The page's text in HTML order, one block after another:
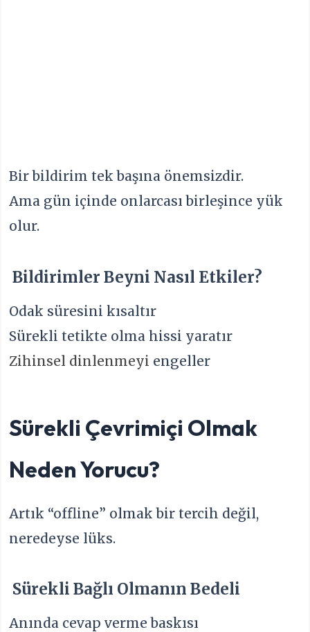
Bir bildirim tek başına önemsizdir.
Ama gün içinde onlarcası birleşince yük
olur.
Bildirimler Beyni Nasıl Etkiler?
Odak süresini kısaltır
Sürekli tetikte olma hissi yaratır
Zihinsel dinlenmeyi engeller
Sürekli Çevrimiçi Olmak
Neden Yorucu?
Artık “offline” olmak bir tercih değil,
neredeyse lüks.
Sürekli Bağlı Olmanın Bedeli
Anında cevap verme baskısı